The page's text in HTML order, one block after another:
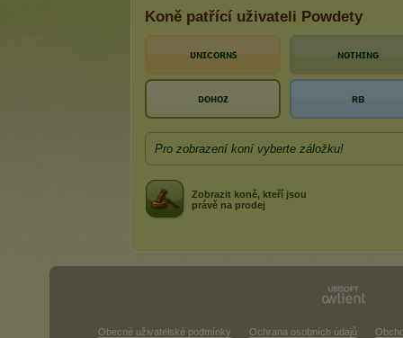
Koně patřící uživateli Powdety
ᴜɴɪᴄᴏʀɴꜱ ɴᴏᴛʜɪɴɢ
ᴅᴏʜᴏᴢ ʀʙ
Pro zobrazení koní vyberte záložku!
Zobrazit koně, kteří jsou
právě na prodej
Obecné uživatelské podmínky Ochrana osobních údajů